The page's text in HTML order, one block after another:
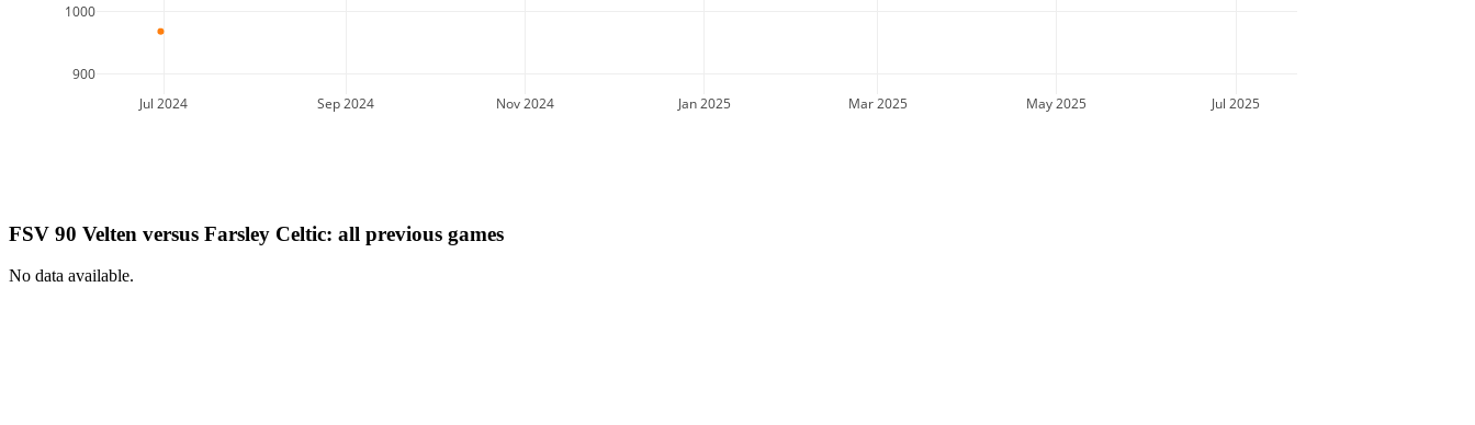
Jul 2024 Sep 2024 Nov 2024 Jan 2025 Mar 2025 May 2025 Jul 2025
900
1000
FSV 90 Velten versus Farsley Celtic: all previous games
No data available.